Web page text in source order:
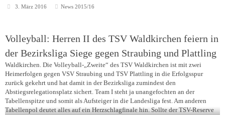
3. März 2016 News 2015/16
Volleyball: Herren II des TSV Waldkirchen feiern in
der Bezirksliga Siege gegen Straubing und Plattling
Waldkirchen. Die Volleyball-„Zweite“ des TSV Waldkirchen ist mit zwei
Heimerfolgen gegen VSV Straubing und TSV Plattling in die Erfolgsspur
zurück gekehrt und hat damit in der Bezirksliga zumindest den
Abstiegsrelegationsplatz sichert. Team I steht ja unangefochten an der
Tabellenspitze und somit als Aufsteiger in die Landesliga fest. Am anderen
Tabellenpol deutet alles auf ein Herzschlagfinale hin. Sollte der TSV-Reserve